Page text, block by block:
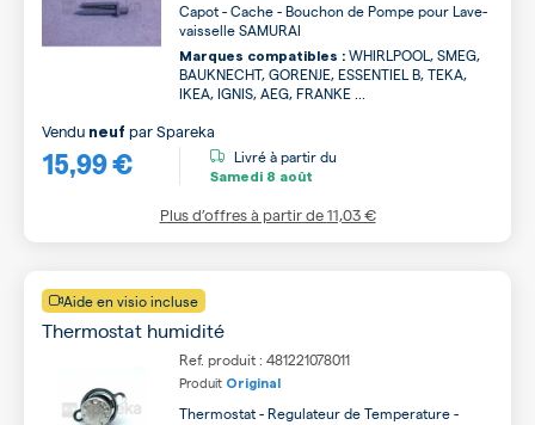
Capot - Cache - Bouchon de Pompe pour Lave-
vaisselle SAMURAI
Marques compatibles : WHIRLPOOL, SMEG,
BAUKNECHT, GORENJE, ESSENTIEL B, TEKA,
IKEA, IGNIS, AEG, FRANKE ...
15,99 €
Vendu neuf parSpareka
Livré à partir du
Samedi 8 août
Plus d’offres à partir de11,03 €
Aide en visio incluse
Thermostat humidité
Ref. produit : 481221078011
Produit Original
Thermostat - Regulateur de Temperature -